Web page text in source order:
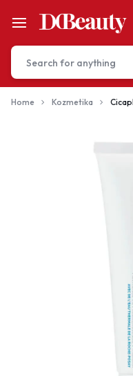
Don't miss
Sign
Home Kozmetika